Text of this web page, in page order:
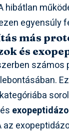
hibátlan
egyensúly
más
és
számos
és
az